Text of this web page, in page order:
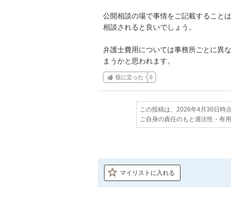
公開相談の場で事情をご記載すること
相談されると良いでしょう。
弁護士費用については事務所ごとに異
まうかと思われます。
役に立った 0
この投稿は、2026年4月30日時
ご自身の責任のもと適法性・有
マイリストに入れる